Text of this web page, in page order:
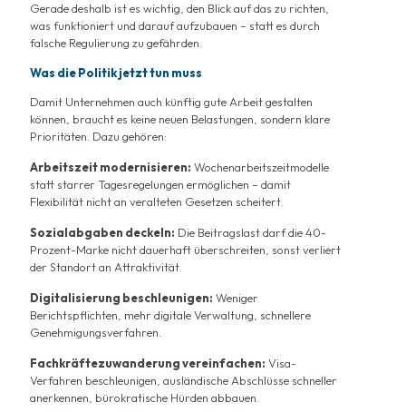
Gerade deshalb ist es wichtig, den Blick auf das zu richten,
was funktioniert und darauf aufzubauen – statt es durch
falsche Regulierung zu gefährden.
Was die Politik jetzt tun muss
Damit Unternehmen auch künftig gute Arbeit gestalten
können, braucht es keine neuen Belastungen, sondern klare
Prioritäten. Dazu gehören:
Arbeitszeit modernisieren: Wochenarbeitszeitmodelle
statt starrer Tagesregelungen ermöglichen – damit
Flexibilität nicht an veralteten Gesetzen scheitert.
Sozialabgaben deckeln: Die Beitragslast darf die 40-
Prozent-Marke nicht dauerhaft überschreiten, sonst verliert
der Standort an Attraktivität.
Digitalisierung beschleunigen: Weniger
Berichtspflichten, mehr digitale Verwaltung, schnellere
Genehmigungsverfahren.
Fachkräftezuwanderung vereinfachen: Visa-
Verfahren beschleunigen, ausländische Abschlüsse schneller
anerkennen, bürokratische Hürden abbauen.